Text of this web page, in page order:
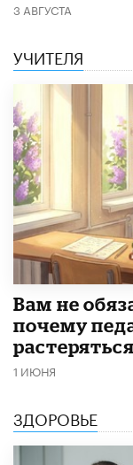
3 АВГУСТА
УЧИТЕЛЯ
​Вам не
почему
растеряться
1 ИЮНЯ
ЗДОРОВЬЕ